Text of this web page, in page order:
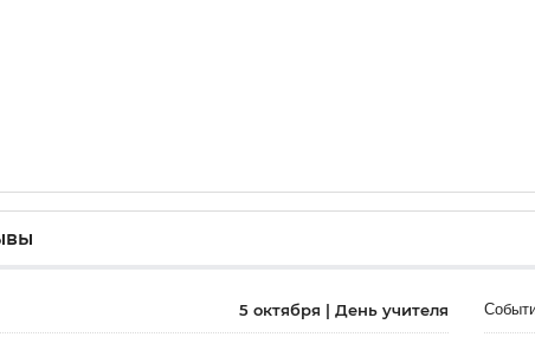
5 октября | День учителя